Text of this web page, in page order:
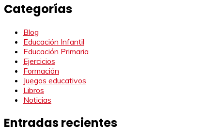
Categorías
Blog
Educación Infantil
Educación Primaria
Ejercicios
Formación
Juegos educativos
Libros
Noticias
Entradas recientes